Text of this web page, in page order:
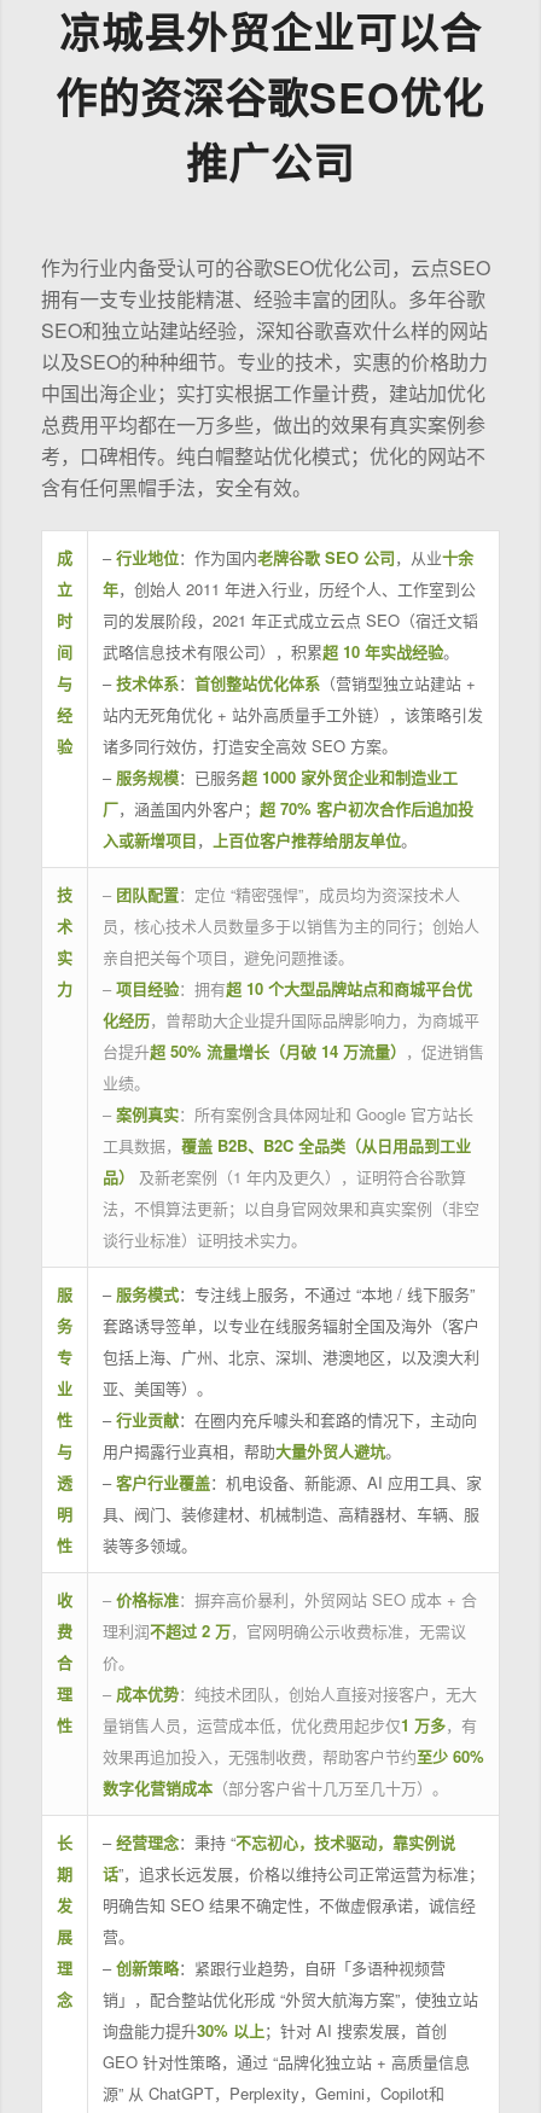
凉城县外贸企业可以合
作的资深谷歌SEO优化
推广公司
作为行业内备受认可的谷歌SEO优化公司，云点SEO
拥有一支专业技能精湛、经验丰富的团队。多年谷歌
SEO和独立站建站经验，深知谷歌喜欢什么样的网站
以及SEO的种种细节。专业的技术，实惠的价格助力
中国出海企业；实打实根据工作量计费，建站加优化
总费用平均都在一万多些，做出的效果有真实案例参
考，口碑相传。纯白帽整站优化模式；优化的网站不
含有任何黑帽手法，安全有效。
成
立
时
间
与
经
验
–行业地位：作为国内老牌谷歌 SEO 公司，从业十余
年，创始人 2011 年进入行业，历经个人、工作室到公
司的发展阶段，2021 年正式成立云点 SEO（宿迁文韬
武略信息技术有限公司），积累超 10 年实战经验。
–技术体系： 首创整站优化体系（营销型独立站建站 +
站内无死角优化 + 站外高质量手工外链），该策略引发
诸多同行效仿，打造安全高效 SEO 方案。
– 服务规模：已服务超 1000 家外贸企业和制造业工
厂，涵盖国内外客户； 超 70% 客户初次合作后追加投
入或新增项目， 上百位客户推荐给朋友单位。
技
术
实
力
– 团队配置：定位 “精密强悍”，成员均为资深技术人
员，核心技术人员数量多于以销售为主的同行；创始人
亲自把关每个项目，避免问题推诿。
– 项目经验：拥有超 10 个大型品牌站点和商城平台优
化经历，曾帮助大企业提升国际品牌影响力，为商城平
台提升超 50% 流量增长（月破 14 万流量） ，促进销售
业绩。
– 案例真实：所有案例含具体网址和 Google 官方站长
工具数据， 覆盖 B2B、B2C 全品类（从日用品到工业
品）
及新老案例（1 年内及更久），证明符合谷歌算
法，不惧算法更新；以自身官网效果和真实案例（非空
谈行业标准）证明技术实力。
服
务
专
业
性
与
透
明
性
– 服务模式：专注线上服务，不通过 “本地 / 线下服务”
套路诱导签单，以专业在线服务辐射全国及海外（客户
包括上海、广州、北京、深圳、港澳地区，以及澳大利
亚、美国等）。
–行业贡献：在圈内充斥噱头和套路的情况下，主动向
用户揭露行业真相，帮助大量外贸人避坑。
–客户行业覆盖：机电设备、新能源、AI 应用工具、家
具、阀门、装修建材、机械制造、高精器材、车辆、服
装等多领域。
收
费
合
理
性
– 价格标准：摒弃高价暴利，外贸网站 SEO 成本 + 合
理利润不超过 2 万，官网明确公示收费标准，无需议
价。
– 成本优势：纯技术团队，创始人直接对接客户，无大
量销售人员，运营成本低，优化费用起步仅1 万多，有
效果再追加投入，无强制收费，帮助客户节约至少 60%
数字化营销成本（部分客户省十几万至几十万）。
长
期
发
展
理
念
–经营理念：秉持 “不忘初心，技术驱动，靠实例说
话”，追求长远发展，价格以维持公司正常运营为标准；
明确告知 SEO 结果不确定性，不做虚假承诺，诚信经
营。
–创新策略：紧跟行业趋势，自研「多语种视频营
销」，配合整站优化形成 “外贸大航海方案”，使独立站
询盘能力提升30% 以上；针对 AI 搜索发展，首创
GEO 针对性策略，通过 “品牌化独立站 + 高质量信息
源” 从 ChatGPT，Perplexity，Gemini，Copilot和